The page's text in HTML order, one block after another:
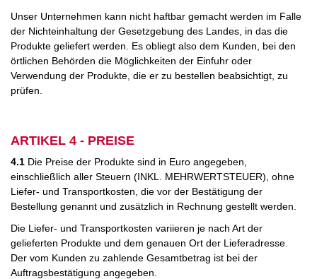
Unser Unternehmen kann nicht haftbar gemacht werden im Falle
der Nichteinhaltung der Gesetzgebung des Landes, in das die
Produkte geliefert werden. Es obliegt also dem Kunden, bei den
örtlichen Behörden die Möglichkeiten der Einfuhr oder
Verwendung der Produkte, die er zu bestellen beabsichtigt, zu
prüfen.
ARTIKEL 4 - PREISE
4.1 Die Preise der Produkte sind in Euro angegeben,
einschließlich aller Steuern (INKL. MEHRWERTSTEUER), ohne
Liefer- und Transportkosten, die vor der Bestätigung der
Bestellung genannt und zusätzlich in Rechnung gestellt werden.
Die Liefer- und Transportkosten variieren je nach Art der
gelieferten Produkte und dem genauen Ort der Lieferadresse.
Der vom Kunden zu zahlende Gesamtbetrag ist bei der
Auftragsbestätigung angegeben.